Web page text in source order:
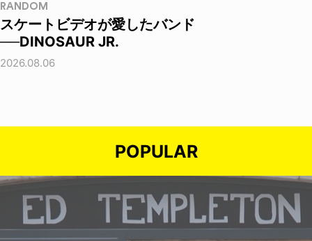
RANDOM
スケートビデオが愛したバンド
──DINOSAUR JR.
2026.08.06
POPULAR